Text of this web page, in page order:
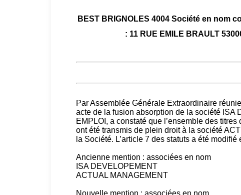
BEST BRIGNOLES 4004 Société en nom
: 11 RUE EMILE BRAULT
Par Assemblée Générale Extraordinaire
acte de la fusion absorption de la société ISA
EMPLOI, a constaté que l’ensemble des
ont été transmis de plein droit à la société
la Société. L’article 7 des statuts a été
Ancienne mention : associées en nom
ISA DEVELOPEMENT
ACTUAL MANAGEMENT
Nouvelle mention : associées en nom